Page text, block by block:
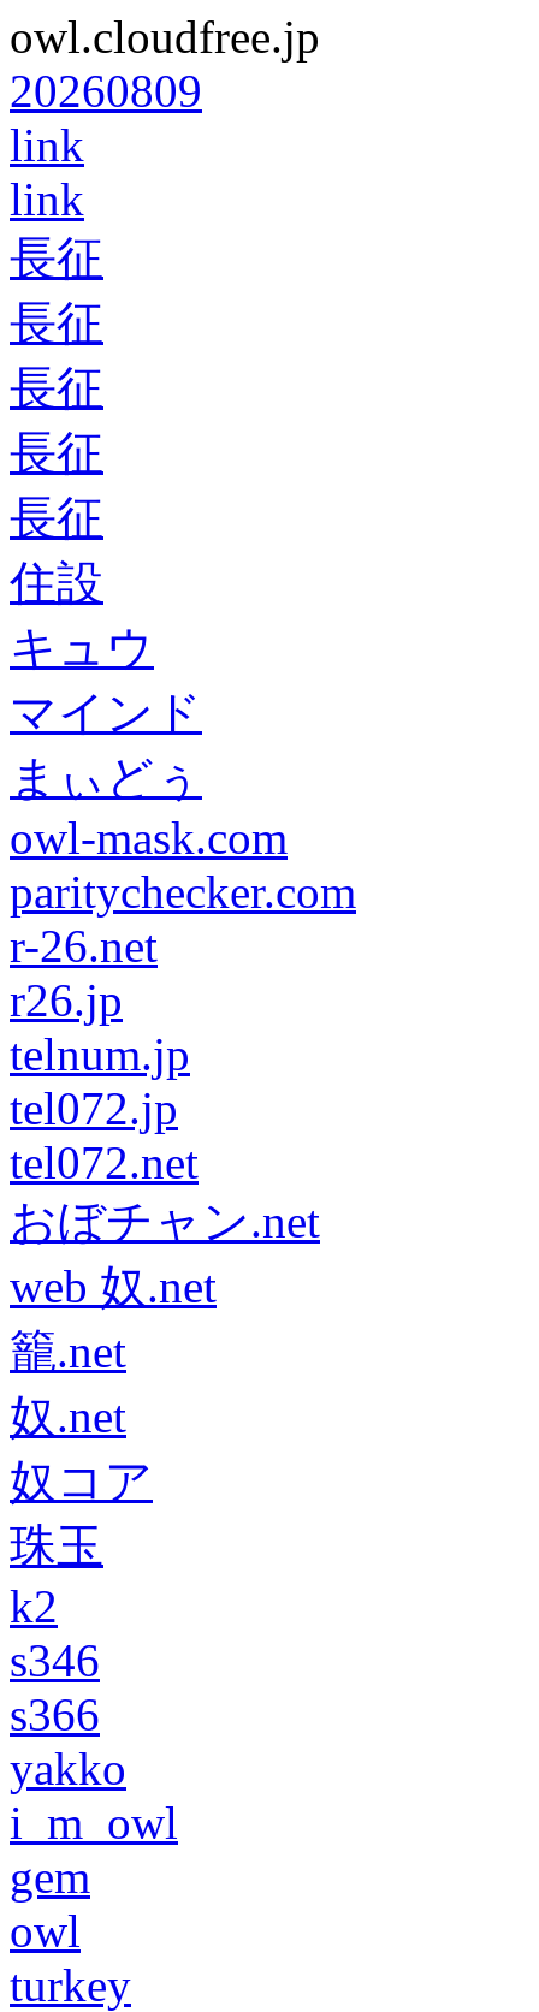
owl.cloudfree.jp
20260809
link
link
長征
長征
長征
長征
長征
住設
キュウ
マインド
まぃどぅ
owl-mask.com
paritychecker.com
r-26.net
r26.jp
telnum.jp
tel072.jp
tel072.net
おぼチャン.net
web 奴.net
籠.net
奴.net
奴コア
珠玉
k2
s346
s366
yakko
i_m_owl
gem
owl
turkey